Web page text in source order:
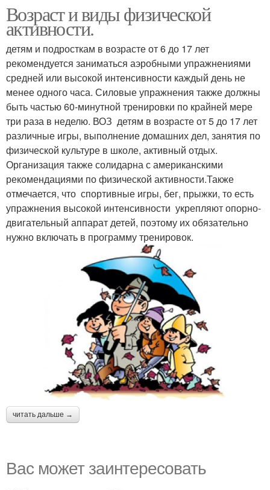
Возраст и виды физической
активности.
детям и подросткам в возрасте от 6 до 17 лет
рекомендуется заниматься аэробными упражнениями
средней или высокой интенсивности каждый день не
менее одного часа. Силовые упражнения также должны
быть частью 60-минутной тренировки по крайней мере
три раза в неделю. ВОЗ детям в возрасте от 5 до 17 лет
различные игры, выполнение домашних дел, занятия по
физической культуре в школе, активный отдых.
Организация также солидарна с американскими
рекомендациями по физической активности.Также
отмечается, что спортивные игры, бег, прыжки, то есть
упражнения высокой интенсивности укрепляют опорно-
двигательный аппарат детей, поэтому их обязательно
нужно включать в программу тренировок.
читать дальше →
Вас может заинтересовать